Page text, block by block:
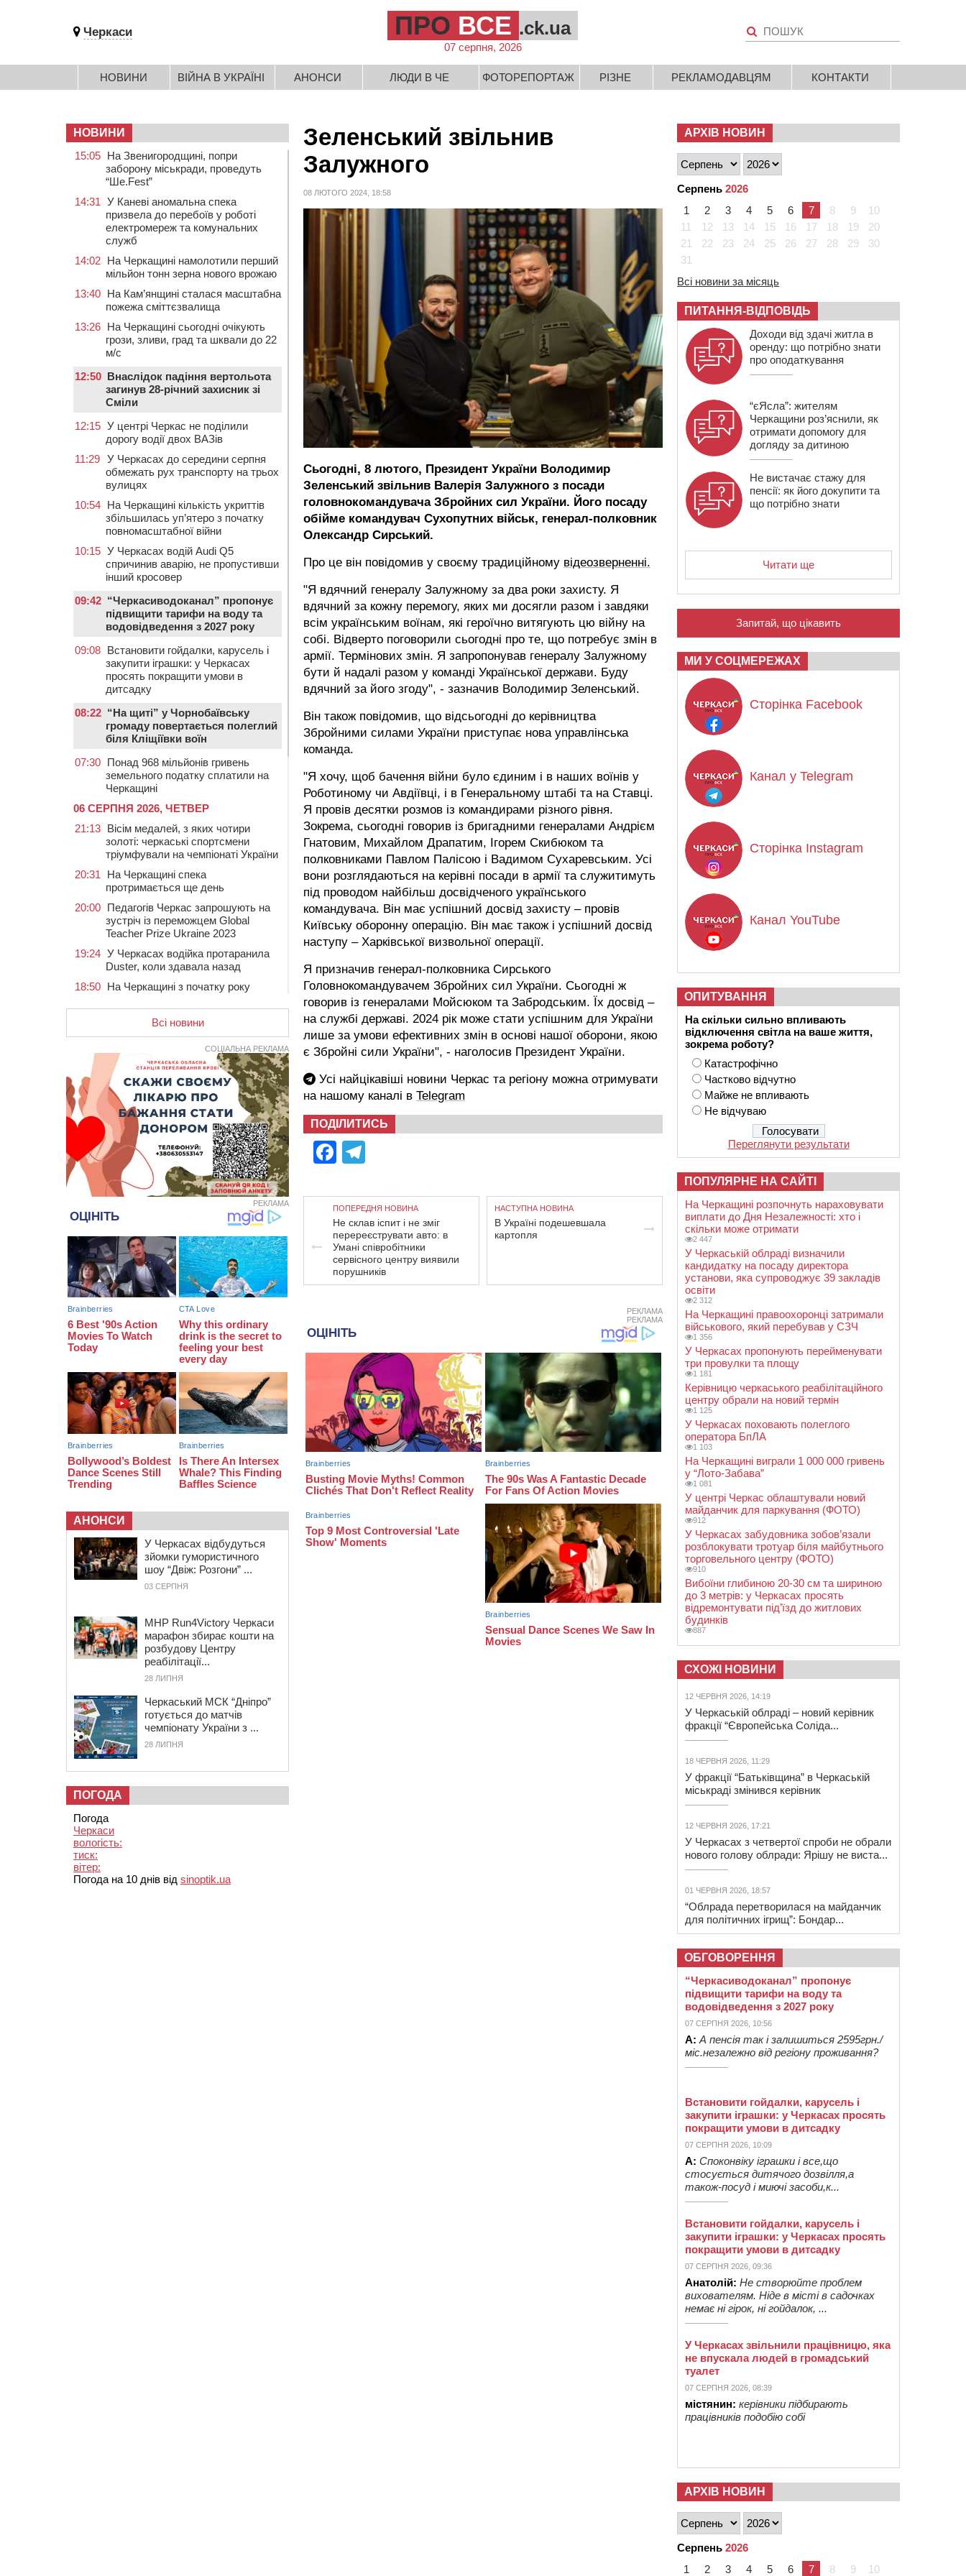
Черкаси ПРО ВСЕ .ck.ua
07 серпня, 2026
НОВИНИ ВІЙНА В УКРАЇНІ АНОНСИ ЛЮДИ В ЧЕ ФОТОРЕПОРТАЖ РІЗНЕ РЕКЛАМОДАВЦЯМ КОНТАКТИ
Зеленський звільнив
Залужного
08 ЛЮТОГО 2024, 18:58
Сьогодні, 8 лютого, Президент України Володимир
Зеленський звільнив Валерія Залужного з посади
головнокомандувача Збройних сил України. Його посаду
обійме командувач Сухопутних військ, генерал-полковник
Олександр Сирський.
Про це він повідомив у своєму традиційному відеозверненні.
"Я вдячний генералу Залужному за два роки захисту. Я
вдячний за кожну перемогу, яких ми досягли разом і завдяки
всім українським воїнам, які героїчно витягують цю війну на
собі. Відверто поговорили сьогодні про те, що потребує змін в
армії. Термінових змін. Я запропонував генералу Залужному
бути й надалі разом у команді Української держави. Буду
вдячний за його згоду", - зазначив Володимир Зеленський.
Він також повідомив, що відсьогодні до керівництва
Збройними силами України приступає нова управлінська
команда.
"Я хочу, щоб бачення війни було єдиним і в наших воїнів у
Роботиному чи Авдіївці, і в Генеральному штабі та на Ставці.
Я провів десятки розмов із командирами різного рівня.
Зокрема, сьогодні говорив із бригадними генералами Андрієм
Гнатовим, Михайлом Драпатим, Ігорем Скибюком та
полковниками Павлом Палісою і Вадимом Сухаревським. Усі
вони розглядаються на керівні посади в армії та служитимуть
під проводом найбільш досвідченого українського
командувача. Він має успішний досвід захисту – провів
Київську оборонну операцію. Він має також і успішний досвід
наступу – Харківської визвольної операції.
Я призначив генерал-полковника Сирського
Головнокомандувачем Збройних сил України. Сьогодні ж
говорив із генералами Мойсюком та Забродським. Їх досвід –
на службі державі. 2024 рік може стати успішним для України
лише за умови ефективних змін в основі нашої оборони, якою
є Збройні сили України", - наголосив Президент України.
Усі найцікавіші новини Черкас та регіону можна отримувати
на нашому каналі в Telegram
ПОДІЛИТИСЬ
Facebook
ПОПЕРЕДНЯ НОВИНА
Не склав іспит і не зміг
перереєструвати авто: в
Умані співробітники
сервісного центру виявили
порушників
НАСТУПНА НОВИНА
В Україні подешевшала
картопля
РЕКЛАМА
РЕКЛАМА
НОВИНИ
15:05 На Звенигородщині, попри
заборону міськради, проведуть
“Ше.Fest”
14:31 У Каневі аномальна спека
призвела до перебоїв у роботі
електромереж та комунальних
служб
14:02 На Черкащині намолотили перший
мільйон тонн зерна нового врожаю
13:40 На Кам’янщині сталася масштабна
пожежа сміттєзвалища
13:26 На Черкащині сьогодні очікують
грози, зливи, град та шквали до 22
м/с
12:50 Внаслідок падіння вертольота
загинув 28-річний захисник зі
Сміли
12:15 У центрі Черкас не поділили
дорогу водії двох ВАЗів
11:29 У Черкасах до середини серпня
обмежать рух транспорту на трьох
вулицях
10:54 На Черкащині кількість укриттів
збільшилась уп’ятеро з початку
повномасштабної війни
10:15 У Черкасах водій Audi Q5
спричинив аварію, не пропустивши
інший кросовер
09:42 “Черкасиводоканал” пропонує
підвищити тарифи на воду та
водовідведення з 2027 року
09:08 Встановити гойдалки, карусель і
закупити іграшки: у Черкасах
просять покращити умови в
дитсадку
08:22 “На щиті” у Чорнобаївську
громаду повертається полеглий
біля Кліщіївки воїн
07:30 Понад 968 мільйонів гривень
земельного податку сплатили на
Черкащині
06 СЕРПНЯ 2026, ЧЕТВЕР
21:13 Вісім медалей, з яких чотири
золоті: черкаські спортсмени
тріумфували на чемпіонаті України
20:31
На Черкащині спека
протримається ще день
20:00 Педагогів Черкас запрошують на
зустріч із переможцем Global
Teacher Prize Ukraine 2023
19:24 У Черкасах водійка протаранила
Duster, коли здавала назад
18:50 На Черкащині з початку року
укусів тварин
стала прикладом для громад з
усієї України
17:40
ЧНУ увійшов до 50
найпопулярніших вишів України
серед вступників
17:07 На Хімселищі у Черкасах
облаштували новий контейнерний
майданчик
16:32
Без розтину грудної клітки: у
Черкасах 75-річній пацієнтці
замінили аортальний клапан
16:00
У Черкаському онкоцентрі
електростанцію за понад пів
мільйона гривень
15:30 У Київській області прощаються
з полеглим на фронті жителем
Монастирищини
Всі новини
СОЦІАЛЬНА РЕКЛАМА
РЕКЛАМА
АНОНСИ
У Черкасах відбудуться
зйомки гумористичного
шоу “Двіж: Розгони” ...
03 СЕРПНЯ
MHP Run4Victory Черкаси
марафон збирає кошти на
розбудову Центру
реабілітації...
28 ЛИПНЯ
Черкаський МСК “Дніпро”
готується до матчів
чемпіонату України з ...
28 ЛИПНЯ
ПОГОДА
Погода
Черкаси
вологість:
тиск:
вітер:
Погода на 10 днів від sinoptik.ua
АРХІВ НОВИН
Серпень 2026
1
2 3 4 5 6 7 8 9
10
11
12 13 14 15 16 17 18 19
20
21
22 23 24 25 26 27 28 29
30
31
Всі новини за місяць
ПИТАННЯ-ВІДПОВІДЬ
Доходи від здачі житла в
оренду: що потрібно знати
про оподаткування
“єЯсла”: жителям
Черкащини роз’яснили, як
отримати допомогу для
догляду за дитиною
Не вистачає стажу для
пенсії: як його докупити та
що потрібно знати
Читати ще
Запитай, що цікавить
МИ У СОЦМЕРЕЖАХ
Сторінка Facebook
Канал у Telegram
Сторінка Instagram
Канал YouTube
ОПИТУВАННЯ
На скільки сильно впливають
відключення світла на ваше життя,
зокрема роботу?
Катастрофічно
Частково відчутно
Майже не впливають
Не відчуваю
Переглянути результати
ПОПУЛЯРНЕ НА САЙТІ
На Черкащині розпочнуть нараховувати
виплати до Дня Незалежності: хто і
скільки може отримати
2 447
У Черкаській облраді визначили
кандидатку на посаду директора
установи, яка супроводжує 39 закладів
освіти
2 312
На Черкащині правоохоронці затримали
військового, який перебував у СЗЧ
1 356
У Черкасах пропонують перейменувати
три провулки та площу
1 181
Керівницю черкаського реабілітаційного
центру обрали на новий термін
1 125
У Черкасах поховають полеглого
оператора БпЛА
1 103
На Черкащині виграли 1 000 000 гривень
у “Лото-Забава”
1 081
У центрі Черкас облаштували новий
майданчик для паркування (ФОТО)
912
У Черкасах забудовника зобов’язали
розблокувати тротуар біля майбутнього
торговельного центру (ФОТО)
910
Вибоїни глибиною 20-30 см та шириною
до 3 метрів: у Черкасах просять
відремонтувати під’їзд до житлових
будинків
887
СХОЖІ НОВИНИ
12 ЧЕРВНЯ 2026, 14:19
У Черкаській облраді – новий керівник
фракції “Європейська Соліда...
18 ЧЕРВНЯ 2026, 11:29
У фракції “Батьківщина” в Черкаській
міськраді змінився керівник
12 ЧЕРВНЯ 2026, 17:21
У Черкасах з четвертої спроби не обрали
нового голову облради: Ярішу не виста...
01 ЧЕРВНЯ 2026, 18:57
“Облрада перетворилася на майданчик
для політичних ігрищ”: Бондар...
ОБГОВОРЕННЯ
“Черкасиводоканал” пропонує
підвищити тарифи на воду та
водовідведення з 2027 року
07 СЕРПНЯ 2026, 10:56
А: А пенсія так і залишиться 2595грн./
міс.незалежно від регіону проживання?
Встановити гойдалки, карусель і
закупити іграшки: у Черкасах просять
покращити умови в дитсадку
07 СЕРПНЯ 2026, 10:09
А: Споконвіку іграшки і все,що
стосується дитячого дозвілля,а
також-посуд і миючі засоби,к...
Встановити гойдалки, карусель і
закупити іграшки: у Черкасах просять
покращити умови в дитсадку
07 СЕРПНЯ 2026, 09:36
Анатолій: Не створюйте проблем
вихователям. Ніде в місті в садочках
немає ні гірок, ні гойдалок, ...
У Черкасах звільнили працівницю, яка
не впускала людей в громадський
туалет
07 СЕРПНЯ 2026, 08:39
містянин: керівники підбирають
працівників подобію собі
АРХІВ НОВИН
Серпень 2026
1
2 3 4 5 6 7 8 9 10